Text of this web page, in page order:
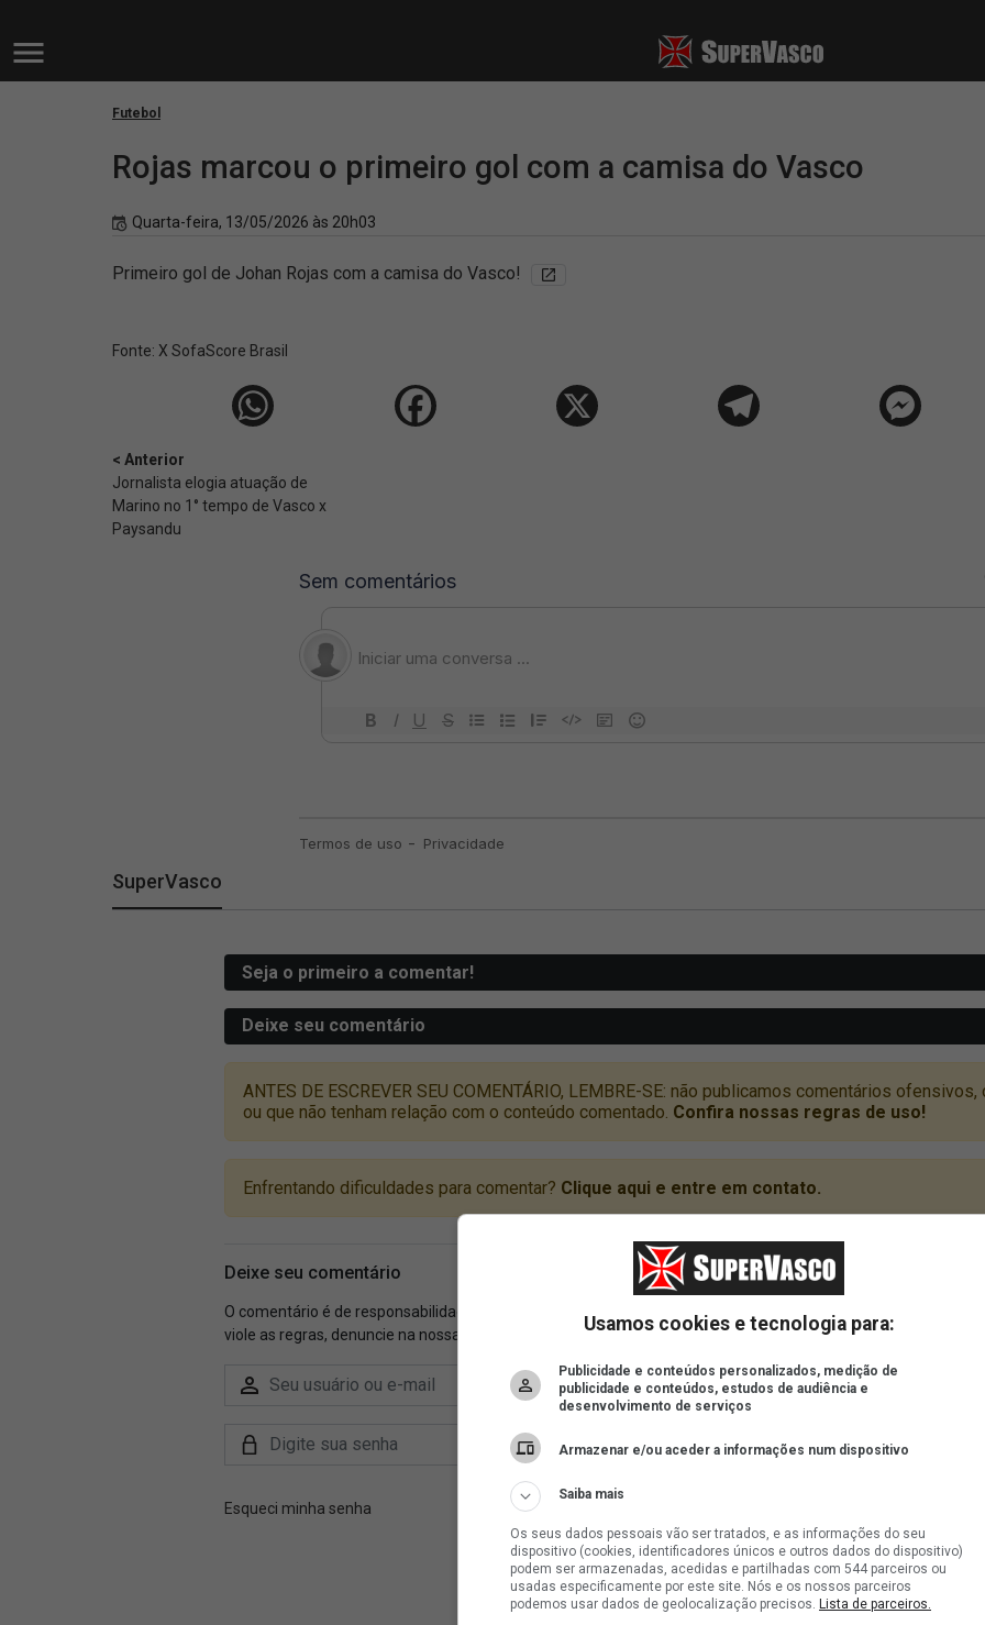
Futebol
Rojas marcou o primeiro gol com a camisa do Vasco
Quarta-feira, 13/05/2026 às 20h03
Primeiro gol de Johan Rojas com a camisa do Vasco!
Fonte: X SofaScore Brasil
< Anterior
Jornalista elogia atuação de
Marino no 1° tempo de Vasco x
Paysandu
SuperVasco
Usamos cookies e tecnologia para:
Publicidade e conteúdos personalizados, medição de
publicidade e conteúdos, estudos de audiência e
desenvolvimento de serviços
Armazenar e/ou aceder a informações num dispositivo
Saiba mais
Os seus dados pessoais vão ser tratados, e as informações do seu
dispositivo (cookies, identificadores únicos e outros dados do dispositivo)
podem ser armazenadas, acedidas e partilhadas com 544 parceiros ou
usadas especificamente por este site. Nós e os nossos parceiros
podemos usar dados de geolocalização precisos. Lista de parceiros.